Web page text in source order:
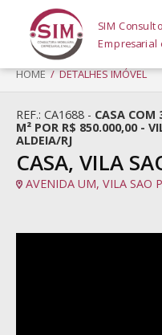
SIM
Empresarial
HOME/ DETALHES IMÓVEL
REF.: CA1688 - CASA COM
M² POR R$ 850.000,00 -
ALDEIA/RJ
CASA, VILA
AVENIDA UM, VILA SAO